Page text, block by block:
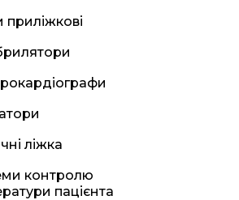
приліжкові
ліжка
контролю
пацієнта